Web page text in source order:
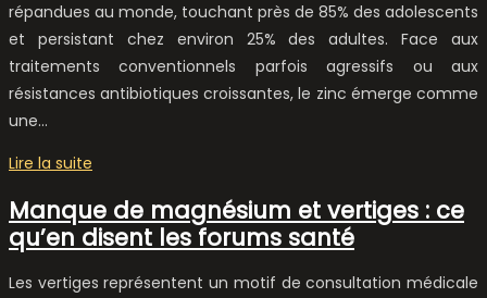
répandues au monde, touchant près de 85% des adolescents
et persistant chez environ 25% des adultes. Face aux
traitements conventionnels parfois agressifs ou aux
résistances antibiotiques croissantes, le zinc émerge comme
une…
Lire la suite
Manque de magnésium et vertiges : ce
qu’en disent les forums santé
Les vertiges représentent un motif de consultation médicale